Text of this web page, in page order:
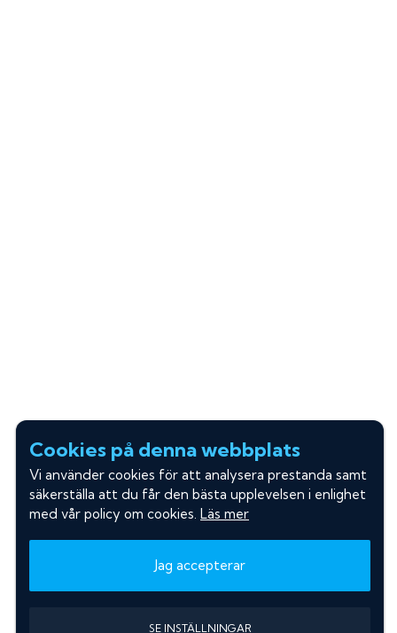
Cookies på denna webbplats
Vi använder cookies för att analysera prestanda samt
säkerställa att du får den bästa upplevelsen i enlighet
med vår policy om cookies. Läs mer
Jag accepterar
SE INSTÄLLNINGAR